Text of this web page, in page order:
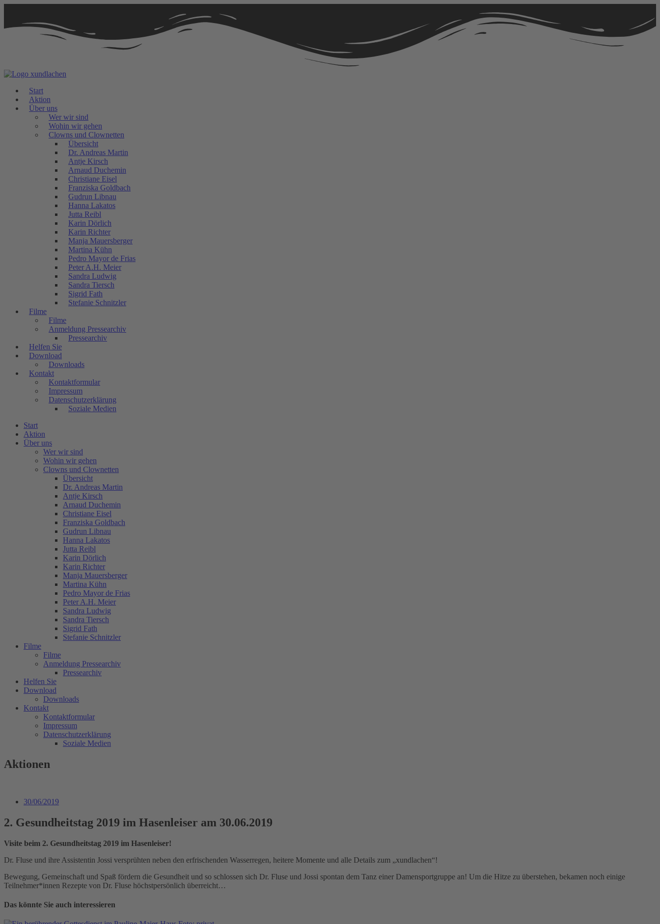
springen
Start
Aktion
Über uns
Wer wir sind
Wohin wir gehen
Clowns und Clownetten
Übersicht
Dr. Andreas Martin
Antje Kirsch
Arnaud Duchemin
Christiane Eisel
Franziska Goldbach
Gudrun Libnau
Hanna Lakatos
Jutta Reibl
Karin Dörlich
Karin Richter
Manja Mauersberger
Martina Kühn
Pedro Mayor de Frias
Peter A.H. Meier
Sandra Ludwig
Sandra Tiersch
Sigrid Fath
Stefanie Schnitzler
Filme
Filme
Anmeldung Pressearchiv
Pressearchiv
Helfen Sie
Download
Downloads
Kontakt
Kontaktformular
Impressum
Datenschutzerklärung
Soziale Medien
Start
Aktion
Über uns
Wer wir sind
Wohin wir gehen
Clowns und Clownetten
Übersicht
Dr. Andreas Martin
Antje Kirsch
Arnaud Duchemin
Christiane Eisel
Franziska Goldbach
Gudrun Libnau
Hanna Lakatos
Jutta Reibl
Karin Dörlich
Karin Richter
Manja Mauersberger
Martina Kühn
Pedro Mayor de Frias
Peter A.H. Meier
Sandra Ludwig
Sandra Tiersch
Sigrid Fath
Stefanie Schnitzler
Filme
Filme
Anmeldung Pressearchiv
Pressearchiv
Helfen Sie
Download
Downloads
Kontakt
Kontaktformular
Impressum
Datenschutzerklärung
Soziale Medien
Aktionen
30/06/2019
2. Gesundheitstag 2019 im Hasenleiser am 30.06.2019
Visite beim 2. Gesundheitstag 2019 im Hasenleiser!
Dr. Fluse und ihre Assistentin Jossi versprühten neben den erfrischenden Wasserregen, heitere Momente und alle Details zum „xundlachen“!
Bewegung, Gemeinschaft und Spaß fördern die Gesundheit und so schlossen sich Dr. Fluse und Jossi spontan dem Tanz einer Damensportgruppe an! Um die Hitze zu überstehen, bekamen noch einige
Teilnehmer*innen Rezepte von Dr. Fluse höchstpersönlich überreicht…
Das könnte Sie auch interessieren